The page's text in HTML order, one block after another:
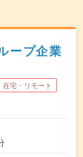
ープ企業
在宅・リモート